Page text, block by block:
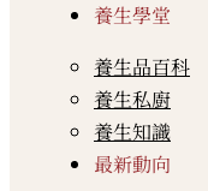
養生學堂
養生品百科
養生私廚
養生知識
最新動向